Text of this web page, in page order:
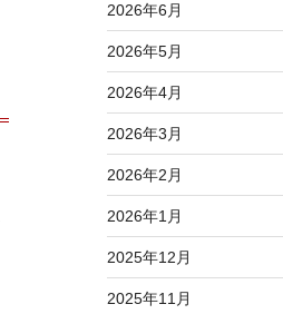
2026年6月
2026年5月
2026年4月
2026年3月
2026年2月
2026年1月
2025年12月
2025年11月